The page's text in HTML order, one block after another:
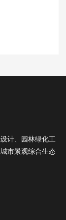
计、园林绿化工
市景观综合生态